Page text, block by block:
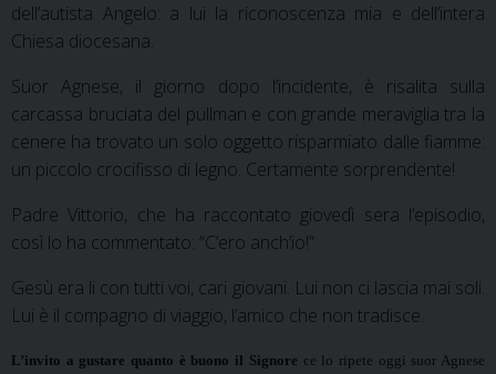
dell’autista Angelo: a lui la riconoscenza mia e dell’intera
Chiesa diocesana.
Suor Agnese, il giorno dopo l’incidente, è risalita sulla
carcassa bruciata del pullman e con grande meraviglia tra la
cenere ha trovato un solo oggetto risparmiato dalle fiamme:
un piccolo crocifisso di legno. Certamente sorprendente!
Padre Vittorio, che ha raccontato giovedì sera l’episodio,
così lo ha commentato: “C’ero anch’io!”
Gesù era li con tutti voi, cari giovani. Lui non ci lascia mai soli.
Lui è il compagno di viaggio, l’amico che non tradisce.
L’invito a gustare quanto è buono il Signore ce lo ripete oggi suor Agnese